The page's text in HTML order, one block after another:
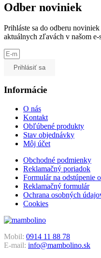
Odber noviniek
Prihláste sa do odberu
aktuálnych zľavách v našom e-
Prihlásiť sa
Informácie
O nás
Kontakt
Obľúbené produkty
Stav objednávky
Môj účet
Obchodné podmienky
Reklamačný poriadok
Formulár na odstúpenie
Reklamačný formulár
Ochrana osobných
Cookies
Mobil: 0914 11 88 78
E-mail: info@mambolino.sk